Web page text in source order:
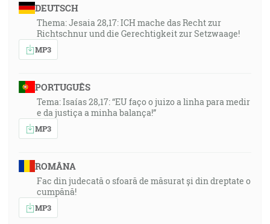
DEUTSCH
Thema: Jesaia 28,17: ICH mache das Recht zur
Richtschnur und die Gerechtigkeit zur Setzwaage!
MP3
PORTUGUÊS
Tema: Isaías 28,17: “EU faço o juizo a linha para medir
e da justiça a minha balança!”
MP3
ROMÂNA
Fac din judecată o sfoară de măsurat și din dreptate o
cumpănă!
MP3